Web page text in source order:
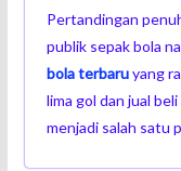
Pertandingan
publik sepak bola
bola terbaruyang
lima gol dan jual
menjadi salah satu